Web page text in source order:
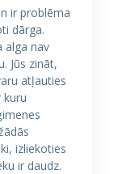
ir problēma
dārga.
alga nav
Jūs zināt,
atļauties
kuru
izliekoties
ir daudz.